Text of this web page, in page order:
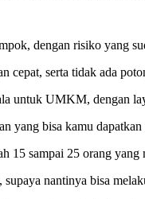
dengan risiko yang
cepat, serta tidak ada
untuk UMKM, dengan
yang bisa kamu
15 sampai 25 orang
nantinya bisa